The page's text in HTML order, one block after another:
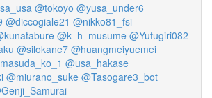
@tokoyo @yusa_under6
@diccogiale21 @nikko81_fsi
@k_h_musume @Yufugiri082
@silokane7 @huangmeiyuemei
@usa_hakase
@miurano_suke @Tasogare3_bot